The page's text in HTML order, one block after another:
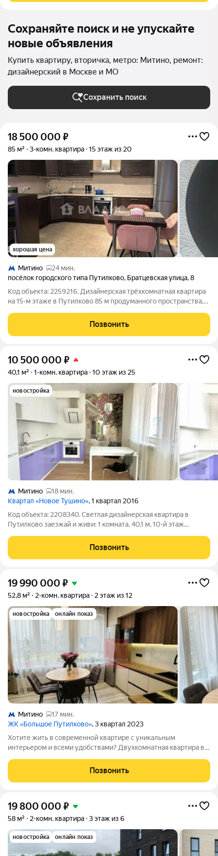
Сохраняйте поиск и не упускайте
новые объявления
Купить квартиру, вторичка, метро: Митино, ремонт:
дизайнерский в Москве и МО
Сохранить поиск
18 500 000 ₽
85 м² 3-комн. квартира 15 этаж из 20
хорошая цена
Митино
24 мин.
посёлок городского типа Путилково, Братцевская улица,8
Код объекта: 2259216. Дизайнерская трёхкомнатная квартира
на 15-м этаже в Путилково 85 м продуманного пространства,
ощущается свобода планировки. Интерьер выполнен в
спокойной, современной гамме:
Позвонить
10 500 000 ₽
40,1 м² 1-комн. квартира 10 этаж из 25
новостройка
Митино
18 мин.
Квартал «Новое Тушино», 1 квартал 2016
Код объекта: 2208340. Светлая дизайнерская квартира в
Путилково заезжай и живи: 1 комната, 40,1 м, 10-й этаж
качественный ремонт создают ощущение уюта и порядка с
первого дня. Комната 18 м
Позвонить
19 990 000 ₽
52,8 м² 2-комн. квартира 2 этаж из 12
новостройка онлайн показ
Митино
17 мин.
ЖК «Большое Путилково», 3 квартал 2023
Хотите жить в современной квартире с уникальным
интерьером и всеми удобствами? Двухкомнатная квартира в
Преимущества проживания здесь: - Дизайнерский ремонт,
создающий уют и комфорт вашей мечты! -
Позвонить
19 800 000 ₽
58 м² 2-комн. квартира 3 этаж из 6
новостройка онлайн показ